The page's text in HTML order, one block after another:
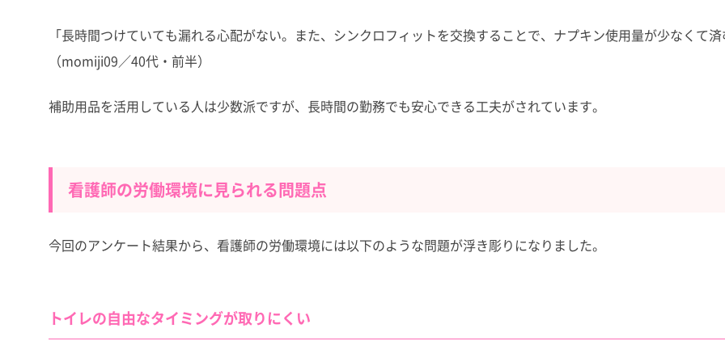
「長時間つけていても漏れる心配がない。また、シンクロフィットを交換することで、ナプキン使用量が少なくて
（momiji09／40代・前半）
補助用品を活用している人は少数派ですが、長時間の勤務でも安心できる工夫がされています。
看護師の労働環境に見られる問題点
今回のアンケート結果から、看護師の労働環境には以下のような問題が浮き彫りになりました。
トイレの自由なタイミングが取りにくい